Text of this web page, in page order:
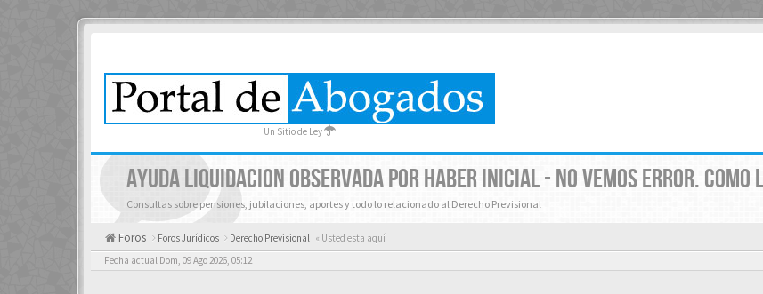
Un Sitio de Ley
AYUDA LIQUIDACION OBSERVADA POR HABER INICIAL - NO VEMOS ERROR. COMO
Consultas sobre pensiones, jubilaciones, aportes y todo lo relacionado al Derecho Previsional
Foros Foros Jurídicos Derecho Previsional « Usted esta aquí
Fecha actual Dom, 09 Ago 2026, 05:12